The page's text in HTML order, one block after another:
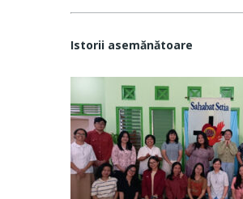
Istorii asemănătoare